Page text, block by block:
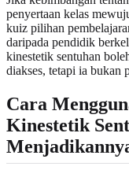
penyertaan kelas
kuiz pilihan
daripada pendidik
kinestetik sentuhan
diakses, tetapi ia bukan
Cara
Kinestetik